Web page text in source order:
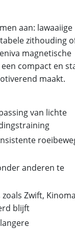
aan: lawaaiige
zithouding
magnetische
compact en
maakt.
van lichte
anderen te
Zwift,
blijft